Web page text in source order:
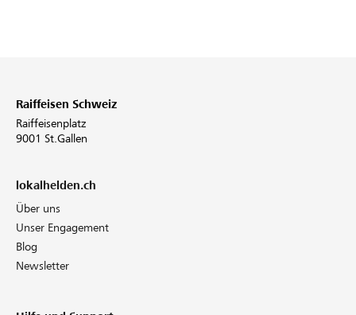
Raiffeisen Schweiz
Raiffeisenplatz
9001 St.Gallen
lokalhelden.ch
Über uns
Unser Engagement
Blog
Newsletter